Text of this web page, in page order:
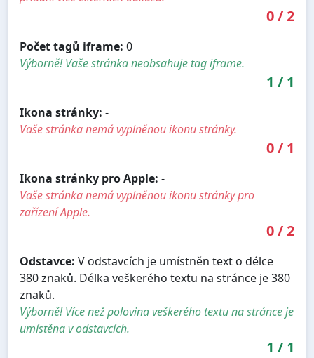
0/2
Počet tagů iframe: 0
Výborně! Vaše stránka neobsahuje tag iframe.
1 / 1
Ikona stránky: -
Vaše stránka nemá vyplněnou ikonu stránky.
0/ 1
Ikona stránky pro Apple: -
Vaše stránka nemá vyplněnou ikonu stránky pro
zařízení Apple.
0/2
Odstavce: V odstavcích je umístněn text o délce
380 znaků. Délka veškerého textu na stránce je 380
znaků.
Výborně! Více než polovina veškerého textu na stránce je
umístěna v odstavcích.
1 / 1